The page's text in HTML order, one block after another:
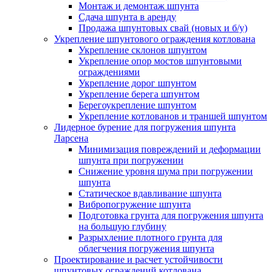
Монтаж и демонтаж шпунта
Сдача шпунта в аренду
Продажа шпунтовых свай (новых и б/у)
Укрепление шпунтового ограждения котлована
Укрепление склонов шпунтом
Укрепление опор мостов шпунтовыми
ограждениями
Укрепление дорог шпунтом
Укрепление берега шпунтом
Берегоукрепление шпунтом
Укрепление котлованов и траншей шпунтом
Лидерное бурение для погружения шпунта
Ларсена
Минимизация повреждений и деформации
шпунта при погружении
Снижение уровня шума при погружении
шпунта
Статическое вдавливание шпунта
Вибропогружение шпунта
Подготовка грунта для погружения шпунта
на большую глубину
Разрыхление плотного грунта для
облегчения погружения шпунта
Проектирование и расчет устойчивости